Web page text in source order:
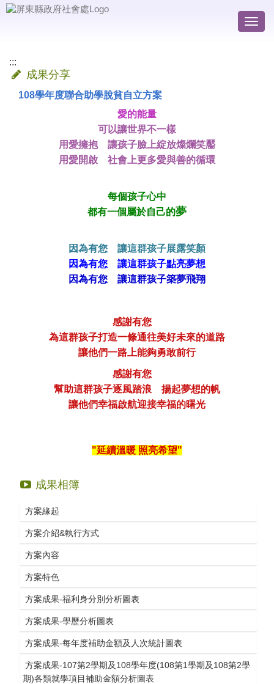
跳
:::
成果分享
108學年度聯合助學脫貧自立方案
愛的能量
可以讓世界不一樣
用愛擁抱 讓孩子臉上綻放燦爛笑靨
用愛開啟 社會上更多愛與善的循環
每個孩子心中
都有一個屬於自己的夢
因為有您 讓這群孩子展露笑顏
因為有您 讓這群孩子點亮夢想
因為有您 讓這群孩子築夢飛翔
感謝有您
為這群孩子打造一條通往美好未來的道路
讓他們一路上能夠勇敢前行
感謝有您
幫助這群孩子逐風踏浪 揚起夢想的帆
讓他們幸福啟航迎接幸福的曙光
"延續溫暖 照亮希望"
成果相簿
方案緣起
開
新
視
方案介紹&執行方式(另
開
視
方案內容
開
新
視
窗)
方案特色
開
新
視
窗)
方案成果-福利身分別分析圖表
開
視
窗)
方案成果-學歷分析圖表
開
新
視
窗)
方案成果-每年度補助金額及人次統計圖表
開
新
方案成果-107第2學期及108學年度(108第1學期及108第2學
期)各類就學項目補助金額分析圖表